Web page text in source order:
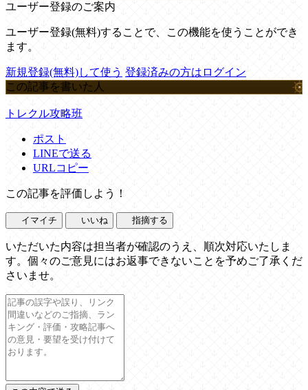
ユーザー登録のご案内
ユーザー登録(無料)することで、この機能を使うことができ
ます。
新規登録(無料)して使う 登録済みの方はログイン
この記事を書いた人
トレクル攻略班
ポスト
LINEで送る
URLコピー
この記事を評価しよう！
イマイチ いいね 指摘する
いただいた内容は担当者が確認のうえ、順次対応いたしま
す。個々のご意見にはお返事できないことを予めご了承くだ
さいませ。